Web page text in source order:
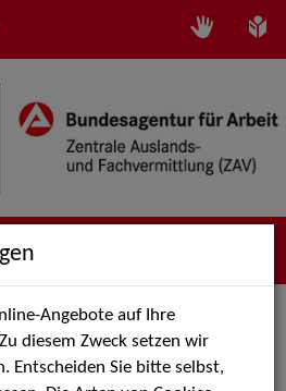
als PDF speichern
Angebote auf Ihre
diesem Zweck setzen wir
Entscheiden Sie bitte selbst,